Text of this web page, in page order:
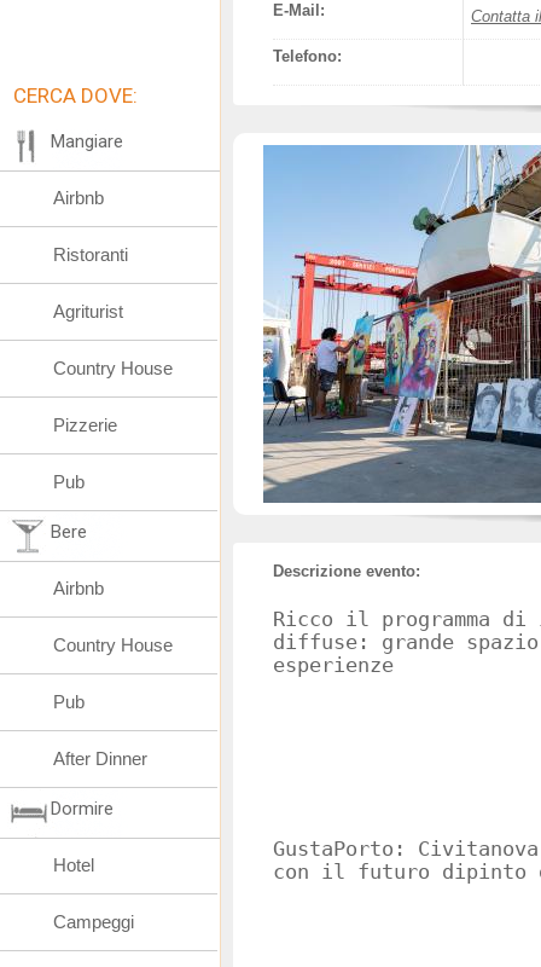
E-Mail: Contatta
Telefono:
Descrizione evento:
Ricco il programma
diffuse: grande
esperienze
GustaPorto:
con il futuro
CERCA DOVE:
Mangiare
Airbnb
Ristoranti
Agriturist
Country House
Pizzerie
Pub
Bere
Airbnb
Country House
Pub
After Dinner
Dormire
Hotel
Campeggi